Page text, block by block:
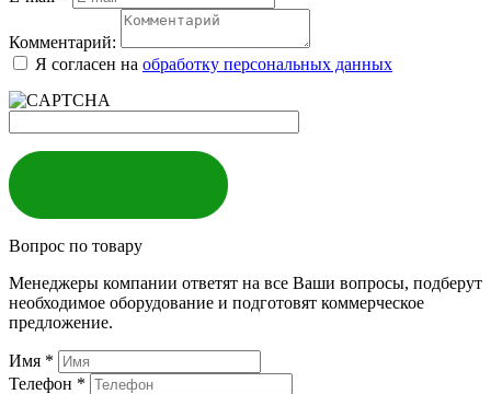
Комментарий:
Я согласен на обработку персональных данных
Вопрос по товару
Менеджеры компании ответят на все Ваши вопросы, подберут
необходимое оборудование и подготовят коммерческое
предложение.
Имя *
Телефон *